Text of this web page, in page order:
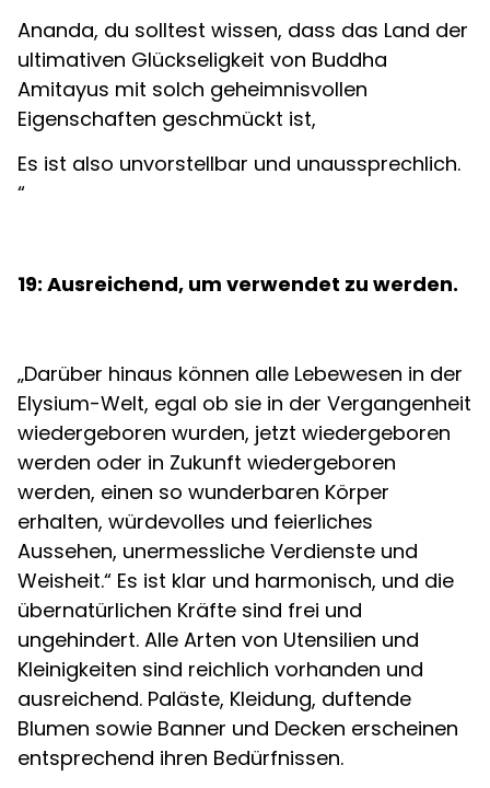
Ananda, du solltest wissen, dass das Land der
ultimativen Glückseligkeit von Buddha
Amitayus mit solch geheimnisvollen
Eigenschaften geschmückt ist,
Es ist also unvorstellbar und unaussprechlich.
“
19: Ausreichend, um verwendet zu werden.
„Darüber hinaus können alle Lebewesen in der
Elysium-Welt, egal ob sie in der Vergangenheit
wiedergeboren wurden, jetzt wiedergeboren
werden oder in Zukunft wiedergeboren
werden, einen so wunderbaren Körper
erhalten, würdevolles und feierliches
Aussehen, unermessliche Verdienste und
Weisheit.“ Es ist klar und harmonisch, und die
übernatürlichen Kräfte sind frei und
ungehindert. Alle Arten von Utensilien und
Kleinigkeiten sind reichlich vorhanden und
ausreichend. Paläste, Kleidung, duftende
Blumen sowie Banner und Decken erscheinen
entsprechend ihren Bedürfnissen.